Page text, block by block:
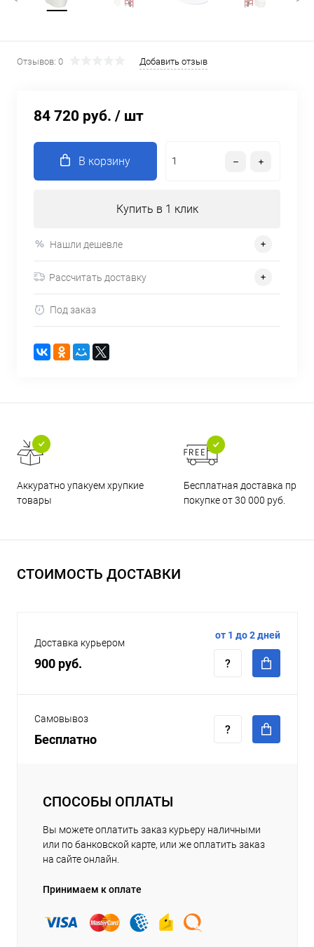
Отзывов: 0 Добавить отзыв
84 720 руб. / шт
В корзину
Купить в 1 клик
Нашли дешевле
Рассчитать доставку
Под заказ
Аккуратно упакуем хрупкие
товары
Бесплатная доставка при
покупке от 30 000 руб.
СТОИМОСТЬ ДОСТАВКИ
Доставка курьером
900 руб.
от 1 до 2 дней
Самовывоз
Бесплатно
СПОСОБЫ ОПЛАТЫ
Вы можете оплатить заказ курьеру наличными
или по банковской карте, или же оплатить заказ
на сайте онлайн.
Принимаем к оплате